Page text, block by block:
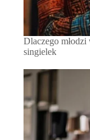
Dlaczego
singielek